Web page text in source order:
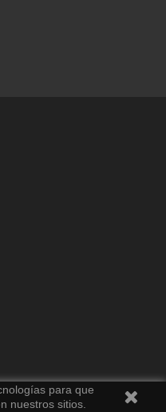
para que
nuestros sitios.